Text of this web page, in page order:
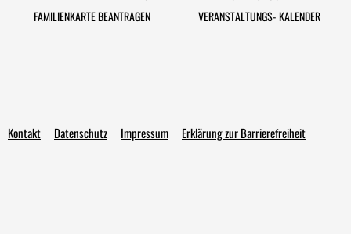
Kontakt Datenschutz Impressum Erklärung zur Barrierefreiheit
FAMILIENKARTE BEANTRAGEN VERANSTALTUNGS- KALENDER